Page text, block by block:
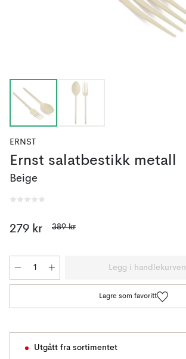
ERNST
Ernst salatbestikk metall
Beige
279 kr 389 kr
Legg i handlekurven
Lagre som favoritt
Utgått fra sortimentet